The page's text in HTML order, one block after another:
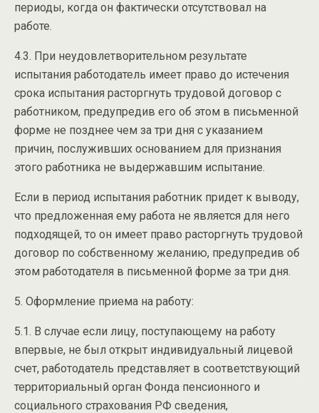
периоды, когда он фактически отсутствовал на
работе.
4.3. При неудовлетворительном результате
испытания работодатель имеет право до истечения
срока испытания расторгнуть трудовой договор с
работником, предупредив его об этом в письменной
форме не позднее чем за три дня с указанием
причин, послуживших основанием для признания
этого работника не выдержавшим испытание.
Если в период испытания работник придет к выводу,
что предложенная ему работа не является для него
подходящей, то он имеет право расторгнуть трудовой
договор по собственному желанию, предупредив об
этом работодателя в письменной форме за три дня.
5. Оформление приема на работу:
5.1. В случае если лицу, поступающему на работу
впервые, не был открыт индивидуальный лицевой
счет, работодатель представляет в соответствующий
территориальный орган Фонда пенсионного и
социального страхования РФ сведения,